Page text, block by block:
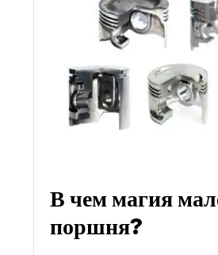
В чем магия
поршня?